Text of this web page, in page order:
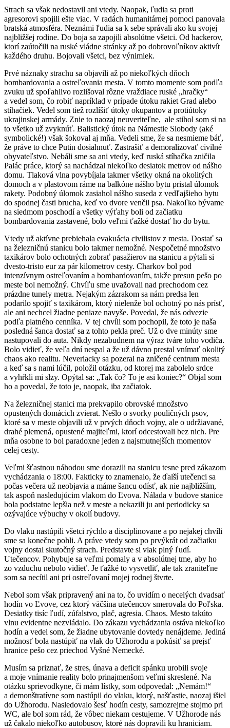
Strach sa však nedostavil ani vtedy. Naopak, ľudia sa proti
agresorovi spojili ešte viac. V radách humanitárnej pomoci panovala
bratská atmosféra. Neznámi ľudia sa k sebe správali ako ku svojej
najbližšej rodine. Do boja sa zapojili absolútne všetci. Od hackerov,
ktorí zaútočili na ruské vládne stránky až po dobrovoľníkov aktivít
každého druhu. Bojovali všetci, bez výnimiek.
Prvé náznaky strachu sa objavili až po niekoľkých dňoch
bombardovania a ostreľovania mesta. V tomto momente som podľa
zvuku už spoľahlivo rozlišoval rôzne vraždiace ruské „hračky“
a vedel som, čo robiť napríklad v prípade útoku rakiet Grad alebo
stíhačiek. Vedel som tiež rozlíšiť útoky okupantov a protiútoky
ukrajinskej armády. Znie to naozaj neuveriteľne, ale stihol som si na
to všetko už zvyknúť. Balistický útok na Námestie Slobody (aké
symbolické!) však šokoval aj mňa. Vedeli sme, že sa nesmieme báť,
že práve to chce Putin dosiahnuť. Zastrašiť a demoralizovať civilné
obyvateľstvo. Nebáli sme sa ani vtedy, keď ruská stíhačka zničila
Palác práce, ktorý sa nachádzal niekoľko desiatok metrov od nášho
domu. Tlaková vlna povybíjala takmer všetky okná na okolitých
domoch a v plastovom ráme na balkóne nášho bytu pristal úlomok
rakety. Podobný úlomok zasiahol nášho suseda z vedľajšieho bytu
do spodnej časti brucha, keď vo dvore venčil psa. Nakoľko bývame
na siedmom poschodí a všetky výťahy boli od začiatku
bombardovania zastavené, bolo veľmi ťažké dostať ho do bytu.
Vtedy už aktívne prebiehala evakuácia civilistov z mesta. Dostať sa
na železničnú stanicu bolo takmer nemožné. Nespočetné množstvo
taxikárov bolo ochotných zobrať pasažierov na stanicu a pýtali si
dvesto-tristo eur za pár kilometrov cesty. Charkov bol pod
intenzívnym ostreľovaním a bombardovaním, takže presun pešo po
meste bol nemožný. Chvíľu sme uvažovali nad prechodom cez
prázdne tunely metra. Nejakým zázrakom sa nám predsa len
podarilo spojiť s taxikárom, ktorý nielenže bol ochotný po nás prísť,
ale ani nechcel žiadne peniaze navyše. Povedal, že nás odvezie
podľa platného cenníka. V tej chvíli som pochopil, že toto je naša
posledná šanca dostať sa z tohto pekla preč. Už o dve minúty sme
nastupovali do auta. Nikdy nezabudnem na výraz tváre toho vodiča.
Bolo vidieť, že veľa dní nespal a že už dávno prestal vnímať okolitý
chaos ako realitu. Neveriacky sa pozeral na zničené centrum mesta
a keď sa s nami lúčil, položil otázku, od ktorej ma zabolelo srdce
a vyhŕkli mi slzy. Opýtal sa: „Tak čo? To je asi koniec?“ Objal som
ho a povedal, že toto je, naopak, iba začiatok.
Na železničnej stanici ma prekvapilo obrovské množstvo
opustených domácich zvierat. Nešlo o svorky pouličných psov,
ktoré sa v meste objavili už v prvých dňoch vojny, ale o udržiavané,
drahé plemená, opustené majiteľmi, ktorí odcestovali bez nich. Pre
mňa osobne to bol paradoxne jeden z najsmutnejších momentov
celej cesty.
Veľmi šťastnou náhodou sme dorazili na stanicu tesne pred zákazom
vychádzania o 18:00. Fakticky to znamenalo, že ďalší utečenci sa
počas večera už neobjavia a máme šancu odísť, ak nie najbližším,
tak aspoň nasledujúcim vlakom do Ľvova. Nálada v budove stanice
bola podstatne lepšia než v meste a nekazili ju ani periodicky sa
ozývajúce výbuchy v okolí budovy.
Do vlaku nastúpili všetci rýchlo a disciplinovane a po nejakej chvíli
sme sa konečne pohli. A práve vtedy som po prvýkrát od začiatku
vojny dostal skutočný strach. Predstavte si vlak plný ľudí.
Utečencov. Pohybuje sa veľmi pomaly a v absolútnej tme, aby ho
zo vzduchu nebolo vidieť. Je ťažké to vysvetliť, ale tak zraniteľne
som sa necítil ani pri ostreľovaní mojej rodnej štvrte.
Nebol som však pripravený ani na to, čo uvidím o necelých dvadsať
hodín vo Ľvove, cez ktorý väčšina utečencov smerovala do Poľska.
Desiatky tisíc ľudí, zúfalstvo, plač, agresia. Chaos. Mesto takúto
vlnu evidentne nezvládalo. Do zákazu vychádzania ostáva niekoľko
hodín a vedel som, že žiadne ubytovanie dovtedy nenájdeme. Jediná
možnosť bola nastúpiť na vlak do Užhorodu a pokúsiť sa prejsť
hranice pešo cez priechod Vyšné Nemecké.
Musím sa priznať, že stres, únava a deficit spánku urobili svoje
a moje vnímanie reality bolo prinajmenšom veľmi skreslené. Na
otázku sprievodkyne, či mám lístky, som odpovedal: „Nemám!“
a demonštratívne som nastúpil do vlaku, ktorý, našťastie, naozaj išiel
do Užhorodu. Nasledovalo šesť hodín cesty, samozrejme stojmo pri
WC, ale bol som rád, že vôbec niekam cestujeme. V Užhorode nás
už čakalo niekoľko autobusov, ktoré nás dopravili ku hraniciam.